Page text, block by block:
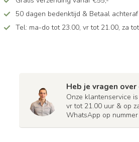
50 dagen bedenktijd & Betaal
Tel: ma-do tot 23.00, vr tot 21.00, za
Heb je vragen
Onze klantenservice
vr tot 21.00 uur & op
WhatsApp op